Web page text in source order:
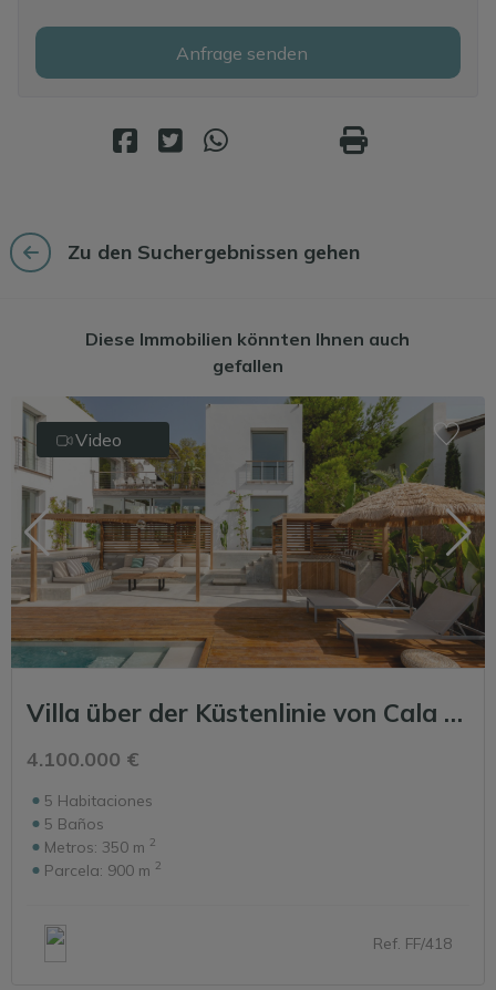
Anfrage senden
Zu den Suchergebnissen gehen
Diese Immobilien könnten Ihnen auch
gefallen
Villa über der Küstenlinie von Cala Moli
4.100.000 €
5 Habitaciones
5 Baños
Metros: 350 m 2
Parcela: 900 m 2
Ref. FF/418
Video